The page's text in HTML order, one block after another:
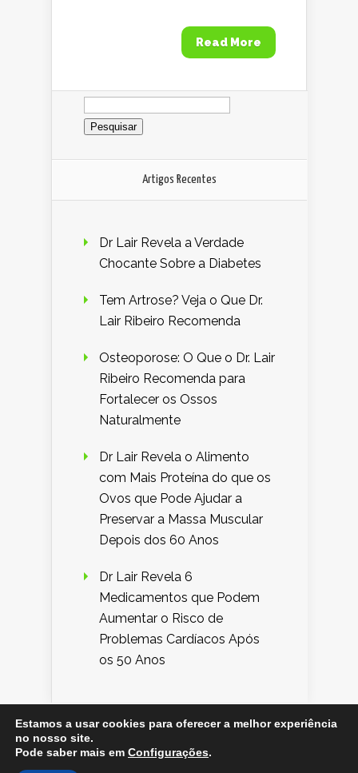
Read More
Pesquisar
por:
Artigos Recentes
Dr Lair Revela a Verdade
Chocante Sobre a Diabetes
Tem Artrose? Veja o Que Dr.
Lair Ribeiro Recomenda
Osteoporose: O Que o Dr. Lair
Ribeiro Recomenda para
Fortalecer os Ossos
Naturalmente
Dr Lair Revela o Alimento
com Mais Proteína do que os
Ovos que Pode Ajudar a
Preservar a Massa Muscular
Depois dos 60 Anos
Dr Lair Revela 6
Medicamentos que Podem
Aumentar o Risco de
Problemas Cardíacos Após
os 50 Anos
Designed by
Estamos a usar cookies para oferecer a melhor experiência
no nosso site.
Pode saber mais em Configurações.